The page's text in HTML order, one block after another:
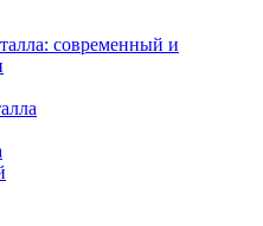
современный и